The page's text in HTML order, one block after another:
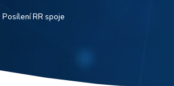
Posílení RR spoje